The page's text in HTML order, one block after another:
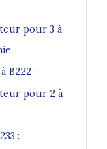
pour 3 à
B222 :
pour 2 à
: